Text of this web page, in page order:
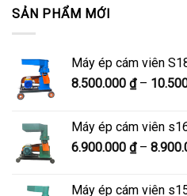
SẢN PHẨM MỚI
Máy ép cám viên
8.500.000 ₫ –
Máy ép cám viên
6.900.000 ₫ –
Máy ép cám viên